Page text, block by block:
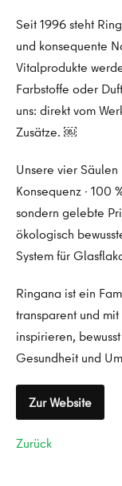
Seit 1996 steht
und konsequente
Vitalprodukte
Farbstoffe oder
uns: direkt vom
Zusätze. ￼
Unsere vier Säulen
Konsequenz · 100
sondern gelebte
ökologisch
System für
Ringana ist ein
transparent und
inspirieren,
Gesundheit und
Zur Website
Zurück